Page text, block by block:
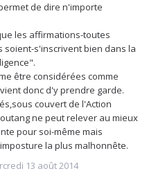
de dire n'importe
les affirmations-toutes
s'inscrivent bien dans la
être considérées comme
donc d'y prendre garde.
couvert de l'Action
ne peut relever au mieux
pour soi-même mais
la plus malhonnête.
13 août 2014